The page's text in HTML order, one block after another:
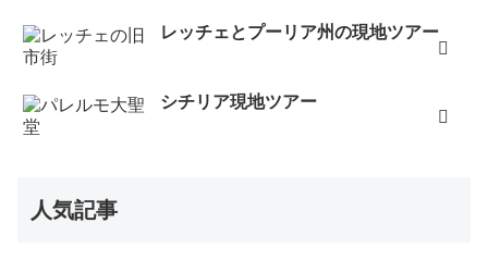
レッチェとプーリア州の現地ツアー
シチリア現地ツアー
人気記事